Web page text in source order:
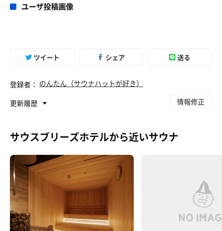
ユーザ投稿画像
ツイート シェア 送る
登録者： のんたん（サウナハットが好き）
更新履歴
情報修正
サウスブリーズホテルから近いサウナ